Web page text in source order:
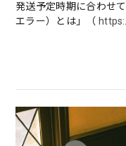
発送予定時期に合わせ
エラー）とは」（